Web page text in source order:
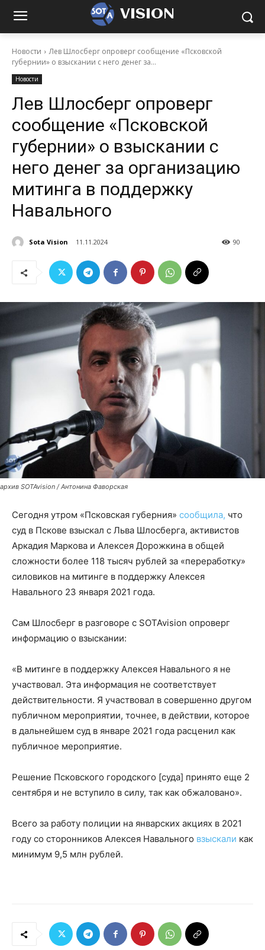
VISION
Новости
Лев Шлосберг опроверг сообщение «Псковской
губернии» о взыскании с него денег за...
Новости
Лев Шлосберг опроверг
сообщение «Псковской
губернии» о взыскании с
него денег за организацию
митинга в поддержку
Навального
Sota Vision 11.11.2024 90
архив SOTAvision / Антонина Фаворская
Сегодня утром «Псковская губерния» сообщила, что
суд в Пскове взыскал с Льва Шлосберга, активистов
Аркадия Маркова и Алексея Дорожкина в общей
сложности более 118 тысяч рублей за «переработку»
силовиков на митинге в поддержку Алексея
Навального 23 января 2021 года.
Сам Шлосберг в разговоре с SOTAvision опроверг
информацию о взыскании:
«В митинге в поддержку Алексея Навального я не
участвовал. Эта информация не соответствует
действительности. Я участвовал в совершенно другом
публичном мероприятии, точнее, в действии, которое
в дальнейшем суд в январе 2021 года расценил как
публичное мероприятие.
Решение Псковского городского [суда] принято еще 2
сентября и не вступило в силу, так как обжаловано».
Всего за работу полиции на январских акциях в 2021
году со сторонников Алексея Навального взыскали как
минимум 9,5 млн рублей.